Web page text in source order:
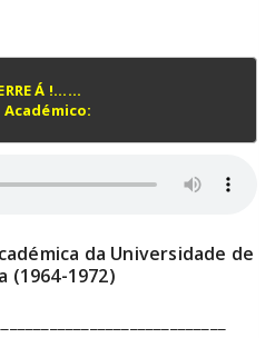
Á !......
da Universidade de
(1964-1972)